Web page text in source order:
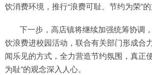
饮消费环境，推行“浪费可耻、节约为荣”的
下一步，高店镇将继续加强统筹协调
饮浪费进校园活动，联合有关部门形成合
闻乐见的方式，全力营造节约氛围，真正
为耻”的观念深入人心。